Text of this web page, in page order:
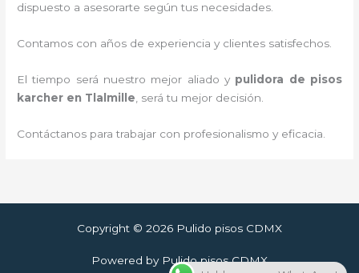
dispuesto a asesorarte según tus necesidades.
Contamos con años de experiencia y clientes satisfechos.
El tiempo será nuestro mejor aliado y pulidora de pisos
karcher en Tlalmille , será tu mejor decisión.
Contáctanos para trabajar con profesionalismo y eficacia.
Copyright © 2026 Pulido pisos CDMX
Powered by Pulido pisos CDMX